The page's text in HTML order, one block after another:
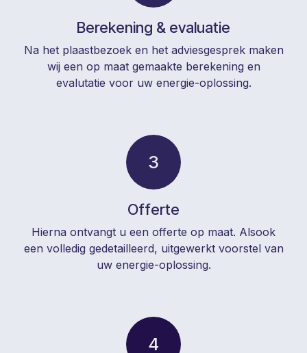
Berekening & evaluatie
Na het plaastbezoek en het adviesgesprek maken
wij een op maat gemaakte berekening en
evalutatie voor uw energie-oplossing.
3
Offerte
Hierna ontvangt u een offerte op maat. Alsook
een volledig gedetailleerd, uitgewerkt voorstel van
uw energie-oplossing.
4